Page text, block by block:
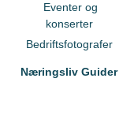
Eventer og
konserter
Bedriftsfotografer
Næringsliv Guider